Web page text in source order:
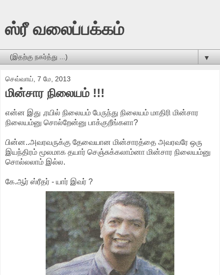
ஸ்ரீ வலைப்பக்கம்
▼
செவ்வாய், 7 மே, 2013
மின்சார நிலையம் !!!
என்ன இது ,ரயில் நிலையம் பேருந்து நிலையம் மாதிரி மின்சார
நிலையம்னு சொல்றேன்னு பாக்குறீங்களா?
பின்ன..அவரவருக்கு தேவையான மின்சாரத்தை அவரவரே ஒரு
இயந்திரம் மூலமாக தயார் செஞ்சுக்கலாம்னா மின்சார நிலையம்னு
சொல்லலாம் இல்ல.
கே.ஆர் ஸ்ரீதர் - யார் இவர் ?